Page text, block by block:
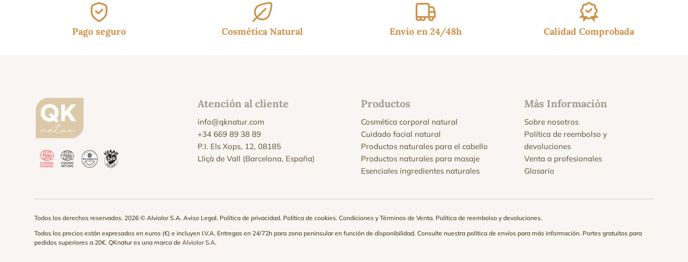
Pago seguro Cosmética Natural Envío en 24/48h Calidad Comprobada
Atención al cliente
info@qknatur.com
+34 669 89 38 89
P.I. Els Xops, 12, 08185
Lliçà de Vall (Barcelona, España)
Productos
Cosmética corporal natural
Cuidado facial natural
Productos naturales para el cabello
Productos naturales para masaje
Esenciales ingredientes naturales
Más Información
Sobre nosotros
Política de reembolso y
devoluciones
Venta a profesionales
Glosario
Todos los derechos reservados. 2026 © Alviolor S.A.Aviso Legal. Política de privacidad. Política de cookies.Condiciones y Términos de Venta. Política de reembolso y devoluciones.
Todos los precios están expresados en euros (€) e incluyen I.V.A. Entregas en 24/72h para zona peninsular en función de disponibilidad. Consulte nuestrapolítica de envíos para más información. Portes gratuitos para
pedidos superiores a 20€. QKnatur es una marca deAlviolor S.A.